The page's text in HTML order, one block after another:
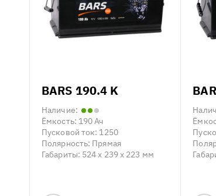
BARS 190.4 K
Наличие:
Ёмкость: 190 Ач
Пусковой ток: 1250
Полярность: Прямая
Габариты: 524 x 239 x 223 мм